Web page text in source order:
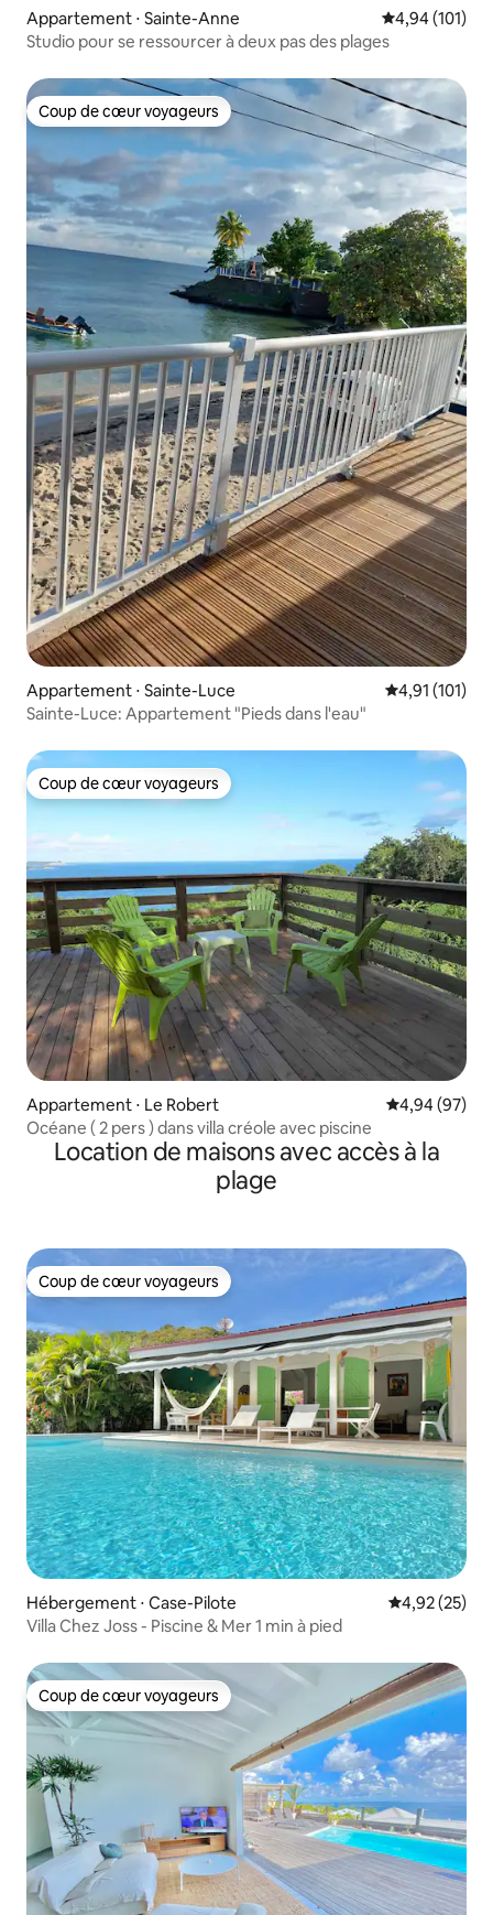
Appartement ⋅ Sainte-Anne Évaluation
4,94 (101)
Studio pour se ressourcer à deux pas des plages
Coup de cœur voyageurs
Coup de cœur voyageurs
Appartement ⋅ Sainte-Luce Évaluation
4,91 (101)
Sainte-Luce: Appartement "Pieds dans l'eau"
Coup de cœur voyageurs
Coup de cœur voyageurs
Appartement ⋅ Le Robert Évaluation
4,94 (97)
Océane ( 2 pers ) dans villa créole avec piscine
Location de maisons avec accès à la
plage
Coup de cœur voyageurs
Coup de cœur voyageurs
Hébergement ⋅ Case-Pilote Évaluation
4,92 (25)
Villa Chez Joss - Piscine & Mer 1 min à pied
Coup de cœur voyageurs
Coup de cœur voyageurs